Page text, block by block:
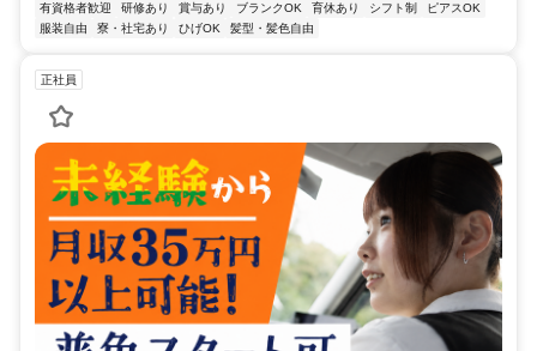
有資格者歓迎
研修あり 賞与あり ブランクOK 育休あり シフト制
ピアスOK
服装自由
寮・社宅あり ひげOK 髪型・髪色自由
正社員